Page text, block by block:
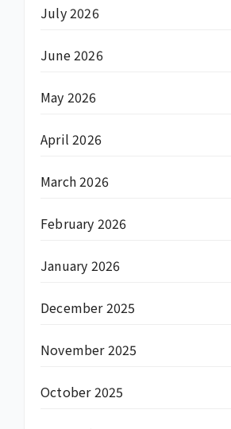
July 2026
June 2026
May 2026
April 2026
March 2026
February 2026
January 2026
December 2025
November 2025
October 2025